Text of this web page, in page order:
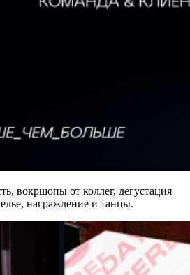
вокршопы от коллег, дегустация
награждение и танцы.